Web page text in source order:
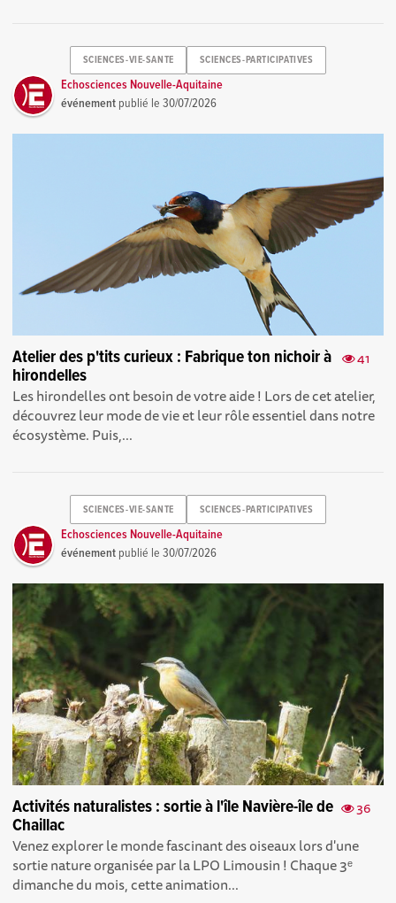
SCIENCES-VIE-SANTE SCIENCES-PARTICIPATIVES
Echosciences Nouvelle-Aquitaine
événement publié le30/07/2026
41
Atelier des p'tits curieux : Fabrique ton nichoir à
hirondelles
Les hirondelles ont besoin de votre aide ! Lors de cet atelier,
découvrez leur mode de vie et leur rôle essentiel dans notre
écosystème. Puis,...
SCIENCES-VIE-SANTE SCIENCES-PARTICIPATIVES
Echosciences Nouvelle-Aquitaine
événement publié le30/07/2026
36
Activités naturalistes : sortie à l'île Navière-île de
Chaillac
Venez explorer le monde fascinant des oiseaux lors d'une
sortie nature organisée par la LPO Limousin ! Chaque 3ᵉ
dimanche du mois, cette animation...